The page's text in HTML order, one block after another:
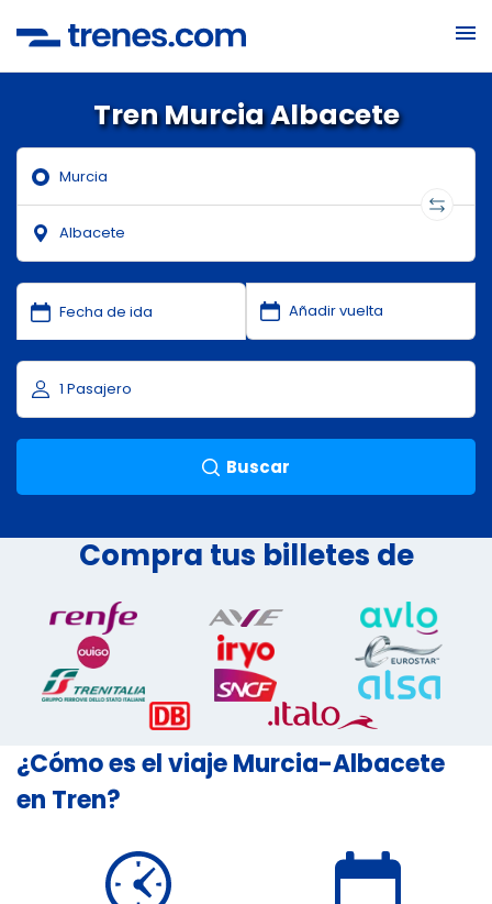
Tren Murcia Albacete
Buscar
Compra tus billetes de
¿Cómo es el viaje Murcia-Albacete
en Tren?